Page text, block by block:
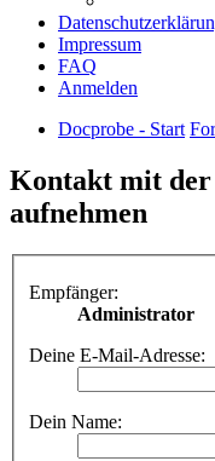
Impressum
FAQ
Anmelden
Docprobe - Start
Kontakt mit
aufnehmen
Empfänger:
Administrator
Deine E-Mail-Adresse:
Dein Name: